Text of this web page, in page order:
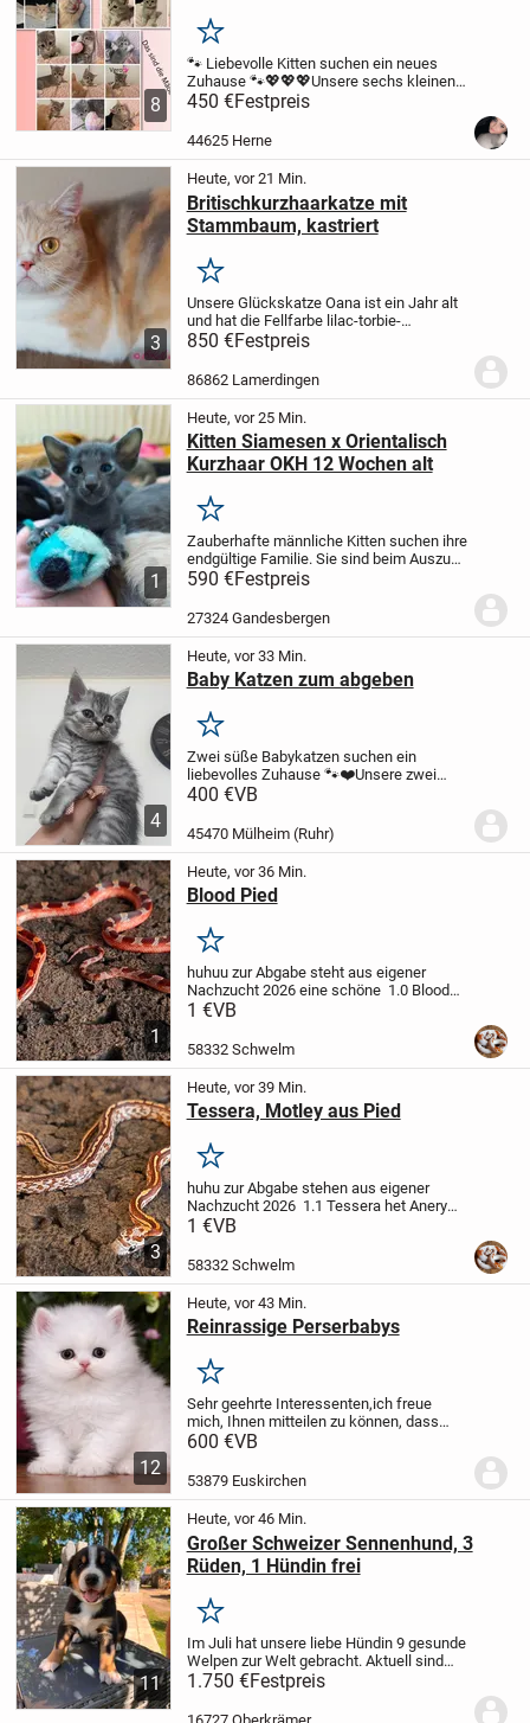
8
Merken
🐾 Liebevolle Kitten suchen ein neues
Zuhause 🐾💖💖💖Unsere sechs kleinen
Kitten sind nun alt genug, um in ein
liebevolles Zuhause umzuziehen. Sie
wachsen bei uns mit viel Liebe auf,
450 €Festpreis
44625 Herne
3
Heute, vor 21 Min.
Britischkurzhaarkatze mit
Stammbaum, kastriert
Merken
Unsere Glückskatze Oana ist ein Jahr alt
und hat die Fellfarbe lilac-torbie-
white.Selbstverständlich bringt unsere
Oana einen lückenlosen Stammbaum mit.
Oana ist bereits geimpft, entwurmt,
gechipt...
850 €Festpreis
86862 Lamerdingen
1
Heute, vor 25 Min.
Kitten Siamesen x Orientalisch
Kurzhaar OKH 12 Wochen alt
Merken
Zauberhafte männliche Kitten suchen ihre
endgültige Familie. Sie sind beim Auszug
12 Wochen alt!Die Mama ist eine
Siamkatze und der Papa ein OKH.
sind vor Ort. Sie wurden bisher zweimal...
590 €Festpreis
27324 Gandesbergen
4
Heute, vor 33 Min.
Baby Katzen zum abgeben
Merken
Zwei süße Babykatzen suchen ein
liebevolles Zuhause 🐾❤️Unsere zwei
wunderschönen weiblichen Babykatzen,
liebevolles Für-immer-Zuhause.
beiden sind ein...
400 €VB
45470 Mülheim (Ruhr)
1
Heute, vor 36 Min.
Blood Pied
Merken
huhuu zur Abgabe steht aus eigener
Nachzucht 2026 eine schöne 1.0 Blood
Pied het Anery Motley 66%ph Hypo
vorhanden. Abgabe erfolgt nach
1 €VB
58332 Schwelm
3
Heute, vor 39 Min.
Tessera, Motley aus Pied
Merken
huhu zur Abgabe stehen aus eigener
Nachzucht 2026 1.1 Tessera het Anery
Blood Motley Pied 66%ph Hypo Amel
Amel Nachweise und Dokumente
1 €VB
58332 Schwelm
12
Heute, vor 43 Min.
Reinrassige Perserbabys
Merken
Sehr geehrte Interessenten,ich freue
mich, Ihnen mitteilen zu können, dass
eine reinrassige Perser Katze zum
03.07.2026geboren und ist nun bereit, ab
600 €VB
53879 Euskirchen
11
Heute, vor 46 Min.
Großer Schweizer Sennenhund, 3
Rüden, 1 Hündin frei
Merken
Im Juli hat unsere liebe Hündin 9 gesunde
Welpen zur Welt gebracht. Aktuell sind
noch 3 Rüden und 1 Hündin zu haben. Sie
wachsen bei uns im Haus und Hof auf.
Beide Elterntiere vor Ort.
1.750 €Festpreis